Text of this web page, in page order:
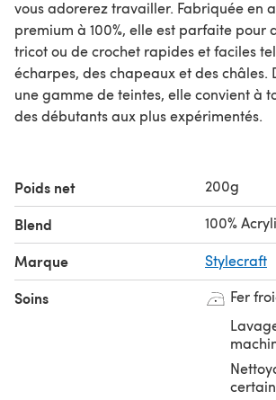
vous adorerez travailler. Fabriquée en
premium à 100%, elle est parfaite pour
tricot ou de crochet rapides et faciles
écharpes, des chapeaux et des châles.
une gamme de teintes, elle convient à
des débutants aux plus expérimentés.
Poids net 200g
Blend 100%
Marque Stylecraft
Soins
Fer